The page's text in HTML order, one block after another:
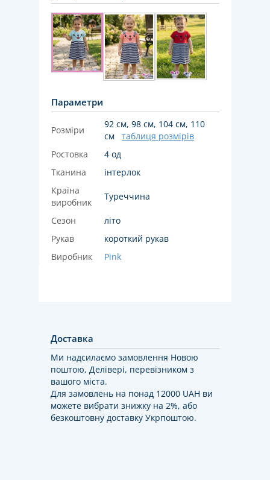
Параметри
Розміри
92 см, 98 см, 104 см, 110
см
таблиця розмірів
Ростовка
4 од
Тканина
інтерлок
Країна
виробник
Туреччина
Сезон
літо
Рукав
короткий рукав
Виробник
Pink
Доставка
Ми надсилаємо замовлення Новою
поштою, Делівері, перевізником з
вашого міста.
Для замовлень на понад 12000 UAH ви
можете вибрати знижку на 2%, або
безкоштовну доставку Укрпоштою.